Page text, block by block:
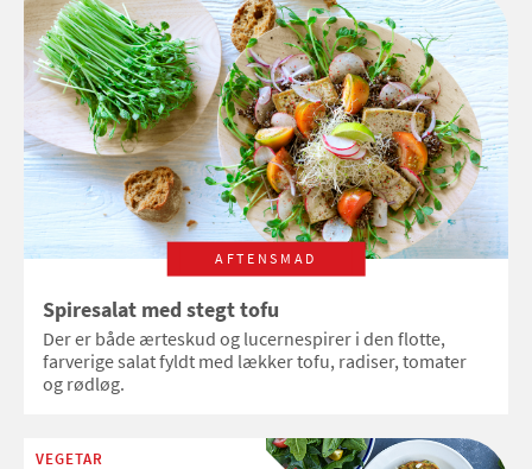
AFTENSMAD
Spiresalat med stegt tofu
Der er både ærteskud og lucernespirer i den flotte,
farverige salat fyldt med lækker tofu, radiser, tomater
og rødløg.
VEGETAR